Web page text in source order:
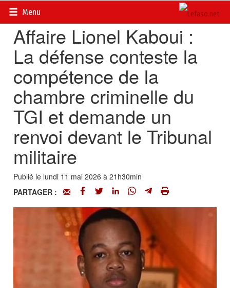
Menu
Accueil>
Affaire Lionel Kaboui :
La défense conteste la
compétence de la
chambre criminelle du
TGI et demande un
renvoi devant le Tribunal
militaire
Publié le lundi 11 mai 2026 à 21h30min
PARTAGER :